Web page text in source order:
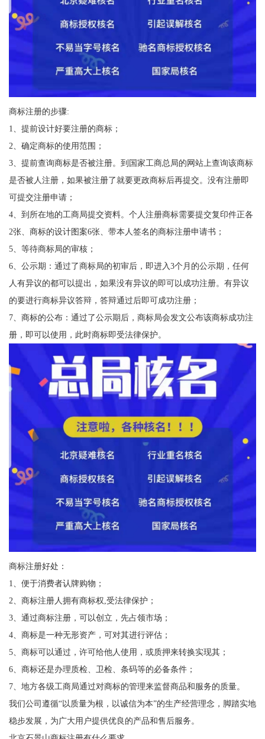
商标注册的步骤:
1、提前设计好要注册的商标；
2、确定商标的使用范围；
3、提前查询商标是否被注册。到国家工商总局的网站上查询该商标
是否被人注册，如果被注册了就要更政商标后再提交。没有注册即
可提交注册申请；
4、到所在地的工商局提交资料。个人注册商标需要提交复印件正各
2张、商标的设计图案6张、带本人签名的商标注册申请书；
5、等待商标局的审核；
6、公示期：通过了商标局的初审后，即进入3个月的公示期，任何
人有异议的都可以提出，如果没有异议的即可以成功注册。有异议
的要进行商标异议答辩，答辩通过后即可成功注册；
7、商标的公布：通过了公示期后，商标局会发文公布该商标成功注
册，即可以使用，此时商标即受法律保护。
商标注册好处：
1、便于消费者认牌购物；
2、商标注册人拥有商标权,受法律保护；
3、通过商标注册，可以创立，先占领市场；
4、商标是一种无形资产，可对其进行评估；
5、商标可以通过，许可给他人使用，或质押来转换实现其；
6、商标还是办理质检、卫检、条码等的必备条件；
7、地方各级工商局通过对商标的管理来监督商品和服务的质量。
我们公司遵循“以质量为根，以诚信为本”的生产经营理念，脚踏实地
稳步发展，为广大用户提供优良的产品和售后服务。